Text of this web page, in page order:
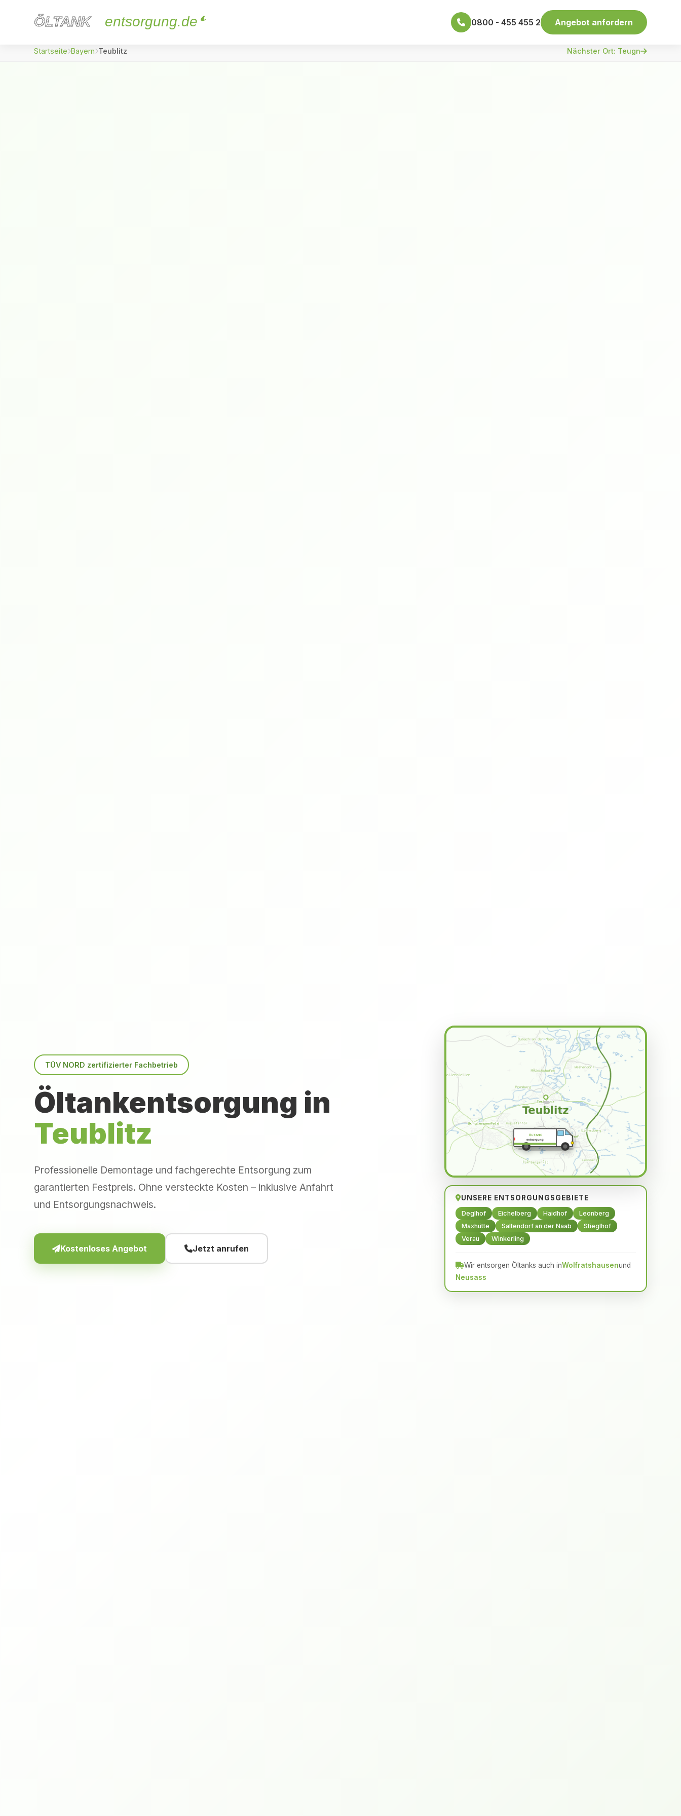
ÖLTANK
ÖLTANK entsorgung.de 0800 - 455 455 2 Angebot anfordern
Startseite Bayern Teublitz Nächster Ort: Teugn
TÜV NORD zertifizierter Fachbetrieb
Öltankentsorgung in
Teublitz
Professionelle Demontage und fachgerechte Entsorgung zum
garantierten Festpreis. Ohne versteckte Kosten – inklusive Anfahrt
und Entsorgungsnachweis.
Kostenloses Angebot Jetzt anrufen
ÖLTANK
entsorgung
UNSERE ENTSORGUNGSGEBIETE
Deglhof Eichelberg Haidhof
Leonberg
Maxhütte
Saltendorf an der Naab
Stieglhof
Verau
Winkerling
Wir entsorgen Öltanks auch inWolfratshausenund
Neusass